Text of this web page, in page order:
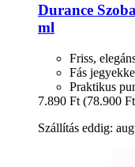
Durance
ml
Friss,
Fás
Praktikus
7.890 Ft (78.900
Szállítás eddig: